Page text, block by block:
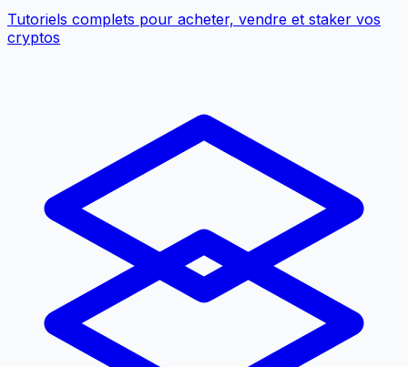
Tutoriels complets pour acheter, vendre et staker vos
cryptos